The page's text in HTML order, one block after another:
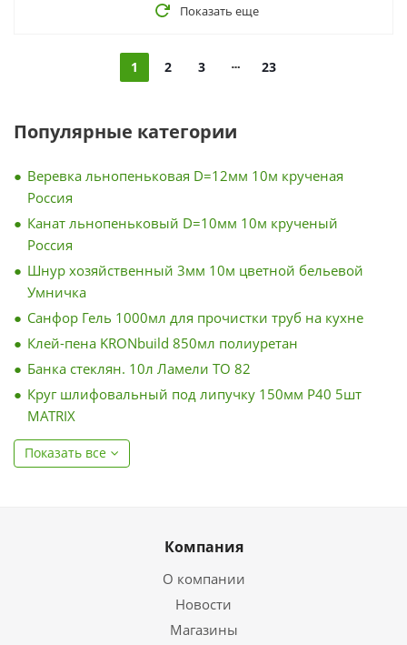
Показать еще
1 2 3 23
Популярные категории
Веревка льнопеньковая D=12мм 10м крученая
Россия
Канат льнопеньковый D=10мм 10м крученый
Россия
Шнур хозяйственный 3мм 10м цветной бельевой
Умничка
Санфор Гель 1000мл для прочистки труб на кухне
Клей-пена KRONbuild 850мл полиуретан
Банка стеклян. 10л Ламели ТО 82
Круг шлифовальный под липучку 150мм Р40 5шт
MATRIX
Показать все
Компания
О компании
Новости
Магазины